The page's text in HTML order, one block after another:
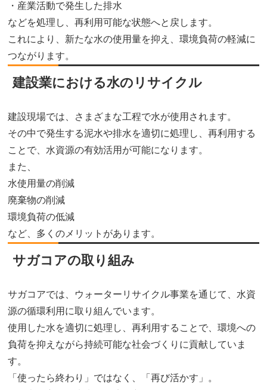
・産業活動で発生した排水
などを処理し、再利用可能な状態へと戻します。
これにより、新たな水の使用量を抑え、環境負荷の軽減に
つながります。
建設業における水のリサイクル
建設現場では、さまざまな工程で水が使用されます。
その中で発生する泥水や排水を適切に処理し、再利用する
ことで、水資源の有効活用が可能になります。
また、
水使用量の削減
廃棄物の削減
環境負荷の低減
など、多くのメリットがあります。
サガコアの取り組み
サガコアでは、ウォーターリサイクル事業を通じて、水資
源の循環利用に取り組んでいます。
使用した水を適切に処理し、再利用することで、環境への
負荷を抑えながら持続可能な社会づくりに貢献していま
す。
「使ったら終わり」ではなく、「再び活かす」。